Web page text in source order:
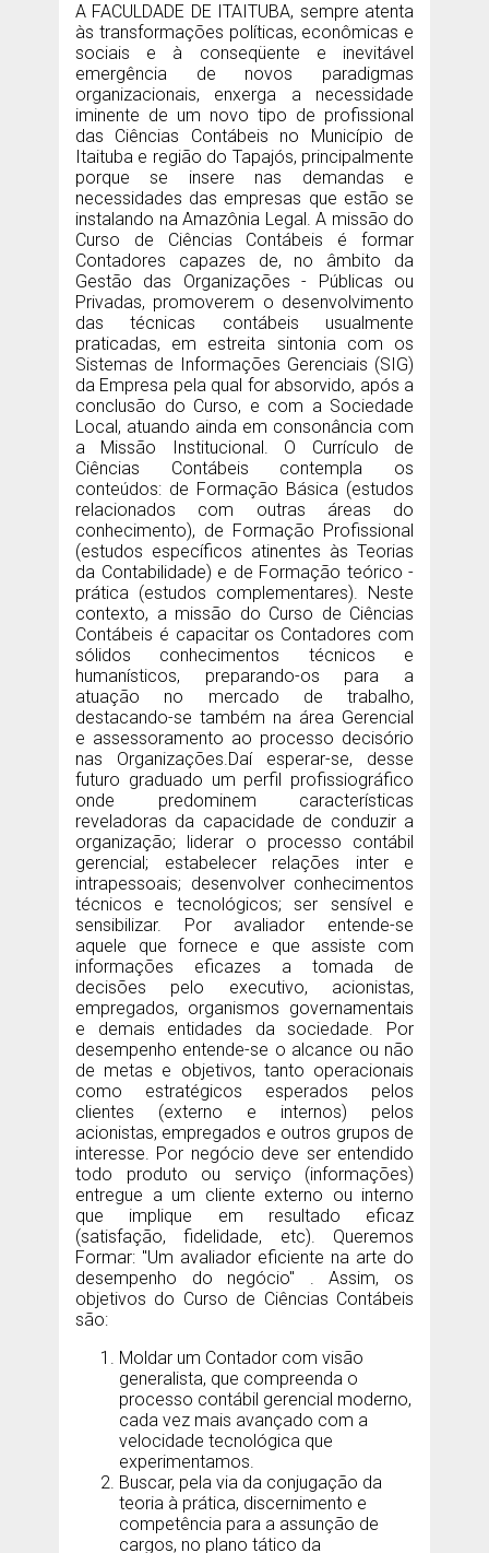
A FACULDADE DE ITAITUBA, sempre atenta
às transformações políticas, econômicas e
sociais e à conseqüente e inevitável
emergência de novos paradigmas
organizacionais, enxerga a necessidade
iminente de um novo tipo de profissional
das Ciências Contábeis no Município de
Itaituba e região do Tapajós, principalmente
porque se insere nas demandas e
necessidades das empresas que estão se
instalando na Amazônia Legal. A missão do
Curso de Ciências Contábeis é formar
Contadores capazes de, no âmbito da
Gestão das Organizações - Públicas ou
Privadas, promoverem o desenvolvimento
das técnicas contábeis usualmente
praticadas, em estreita sintonia com os
Sistemas de Informações Gerenciais (SIG)
da Empresa pela qual for absorvido, após a
conclusão do Curso, e com a Sociedade
Local, atuando ainda em consonância com
a Missão Institucional. O Currículo de
Ciências Contábeis contempla os
conteúdos: de Formação Básica (estudos
relacionados com outras áreas do
conhecimento), de Formação Profissional
(estudos específicos atinentes às Teorias
da Contabilidade) e de Formação teórico -
prática (estudos complementares). Neste
contexto, a missão do Curso de Ciências
Contábeis é capacitar os Contadores com
sólidos conhecimentos técnicos e
humanísticos, preparando-os para a
atuação no mercado de trabalho,
destacando-se também na área Gerencial
e assessoramento ao processo decisório
nas Organizações.Daí esperar-se, desse
futuro graduado um perfil profissiográfico
onde predominem características
reveladoras da capacidade de conduzir a
organização; liderar o processo contábil
gerencial; estabelecer relações inter e
intrapessoais; desenvolver conhecimentos
técnicos e tecnológicos; ser sensível e
sensibilizar. Por avaliador entende-se
aquele que fornece e que assiste com
informações eficazes a tomada de
decisões pelo executivo, acionistas,
empregados, organismos governamentais
e demais entidades da sociedade. Por
desempenho entende-se o alcance ou não
de metas e objetivos, tanto operacionais
como estratégicos esperados pelos
clientes (externo e internos) pelos
acionistas, empregados e outros grupos de
interesse. Por negócio deve ser entendido
todo produto ou serviço (informações)
entregue a um cliente externo ou interno
que implique em resultado eficaz
(satisfação, fidelidade, etc). Queremos
Formar: "Um avaliador eficiente na arte do
desempenho do negócio" . Assim, os
objetivos do Curso de Ciências Contábeis
são:
Moldar um Contador com visão
generalista, que compreenda o
processo contábil gerencial moderno,
cada vez mais avançado com a
velocidade tecnológica que
experimentamos.
Buscar, pela via da conjugação da
teoria à prática, discernimento e
competência para a assunção de
cargos, no plano tático da